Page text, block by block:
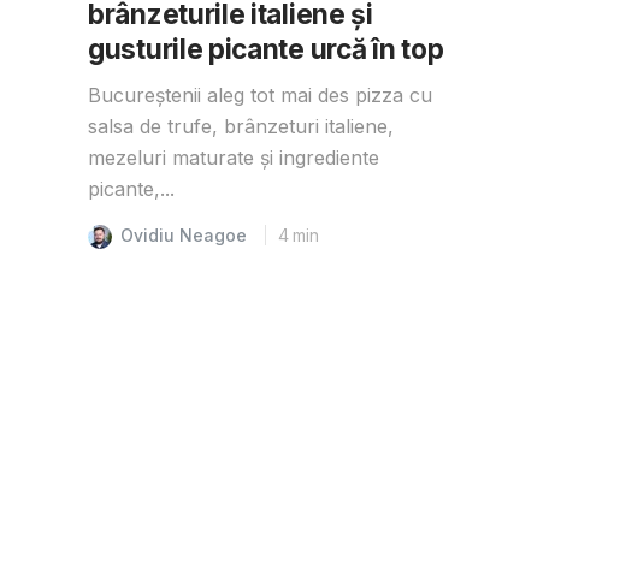
brânzeturile italiene și
gusturile picante urcă în top
Bucureștenii aleg tot mai des pizza cu
salsa de trufe, brânzeturi italiene,
mezeluri maturate și ingrediente
picante,...
Ovidiu Neagoe 4 min